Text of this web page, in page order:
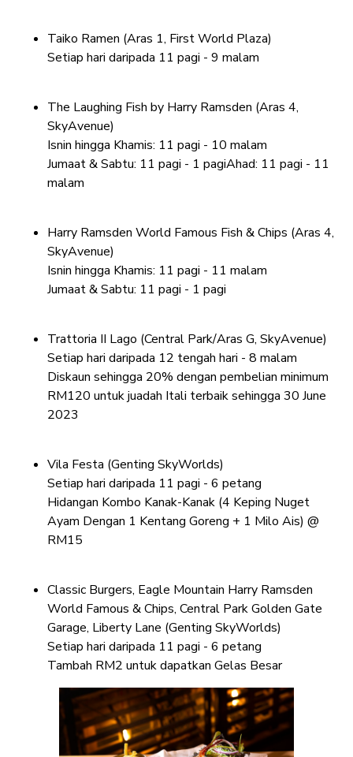
Taiko Ramen (Aras 1, First World Plaza)
Setiap hari daripada 11 pagi - 9 malam
The Laughing Fish by Harry Ramsden (Aras 4,
SkyAvenue)
Isnin hingga Khamis: 11 pagi - 10 malam
Jumaat & Sabtu: 11 pagi - 1 pagiAhad: 11 pagi - 11
malam
Harry Ramsden World Famous Fish & Chips (Aras 4,
SkyAvenue)
Isnin hingga Khamis: 11 pagi - 11 malam
Jumaat & Sabtu: 11 pagi - 1 pagi
Trattoria II Lago (Central Park/Aras G, SkyAvenue)
Setiap hari daripada 12 tengah hari - 8 malam
Diskaun sehingga 20% dengan pembelian minimum
RM120 untuk juadah Itali terbaik sehingga 30 June
2023
Vila Festa (Genting SkyWorlds)
Setiap hari daripada 11 pagi - 6 petang
Hidangan Kombo Kanak-Kanak (4 Keping Nuget
Ayam Dengan 1 Kentang Goreng + 1 Milo Ais) @
RM15
Classic Burgers, Eagle Mountain Harry Ramsden
World Famous & Chips, Central Park Golden Gate
Garage, Liberty Lane (Genting SkyWorlds)
Setiap hari daripada 11 pagi - 6 petang
Tambah RM2 untuk dapatkan Gelas Besar